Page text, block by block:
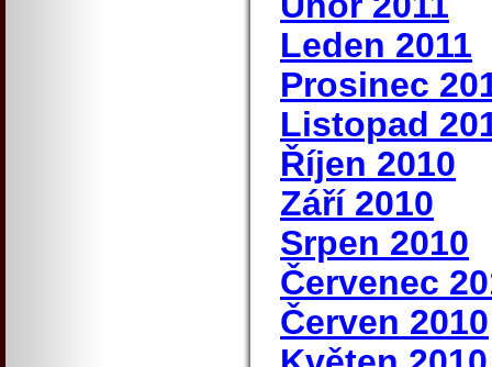
Leden 2011
Prosinec
Listopad
Říjen 2010
Září 2010
Srpen 2010
Červenec
Červen 2010